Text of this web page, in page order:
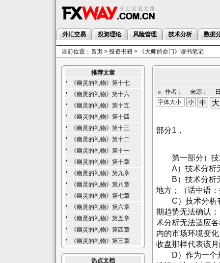
外汇交易 投资理论 风险管理 技术分析 数据
当前位置： 首页 > 投资书籍 > 《大师的命门》读书笔记
推荐文章
《幽灵的礼物》第十七
《幽灵的礼物》第十六
《幽灵的礼物》第十五
《幽灵的礼物》第十四
《幽灵的礼物》第十三
《幽灵的礼物》第十二
《幽灵的礼物》第十一
《幽灵的礼物》第十章
《幽灵的礼物》第九章
《幽灵的礼物》第八章
《幽灵的礼物》第七章
《幽灵的礼物》第六章
《幽灵的礼物》第五章
《幽灵的礼物》第四章
《幽灵的礼物》第三章
热点文档
作者： 来源： 日
字体大小:
小 中 大
部分1，
第一部分）技
A）技术分析无
B）技术分析无
地方；（话中语
C）技术分析有
期趋势无法确认
术分析无法适应
内的市场环境变
收盘那样代表该
D）作为一个开